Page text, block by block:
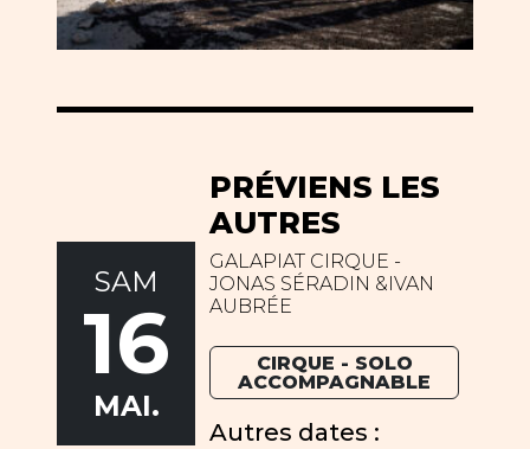
PRÉVIENS LES
AUTRES
GALAPIAT CIRQUE -
JONAS SÉRADIN &IVAN
AUBRÉE
CIRQUE - SOLO
ACCOMPAGNABLE
Autres dates :
SAM
16
MAI.